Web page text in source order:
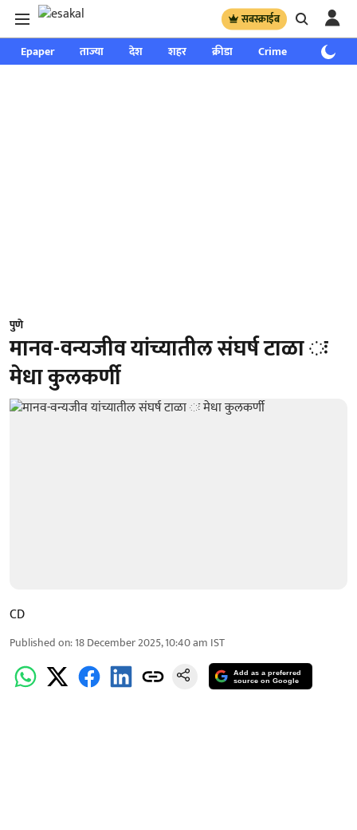
सबस्क्राईब
Epaper ताज्या देश शहर क्रीडा Crime साप्ताहिक
पुणे
मानव-वन्यजीव यांच्यातील संघर्ष टाळा ः
मेधा कुलकर्णी
CD
Published on:18 December 2025, 10:40 am IST
Add as a preferred
source on Google